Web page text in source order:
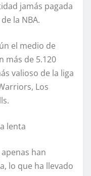
jamás pagada
la NBA.
el medio de
más de 5.120
valioso de la liga
Los
lenta
han
lo que ha llevado